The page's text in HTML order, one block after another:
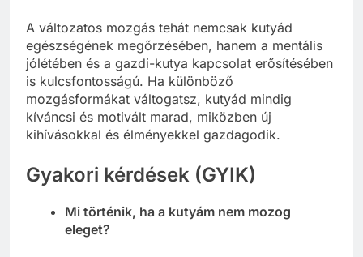
A változatos mozgás tehát nemcsak kutyád
egészségének megőrzésében, hanem a mentális
jólétében és a gazdi-kutya kapcsolat erősítésében
is kulcsfontosságú. Ha különböző
mozgásformákat váltogatsz, kutyád mindig
kíváncsi és motivált marad, miközben új
kihívásokkal és élményekkel gazdagodik.
Gyakori kérdések (GYIK)
Mi történik, ha a kutyám nem mozog
eleget?